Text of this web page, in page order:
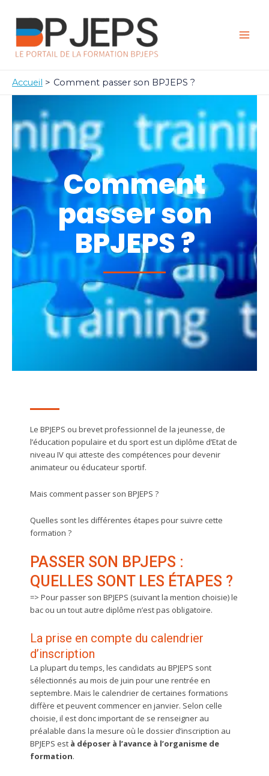
contenu
Accueil Comment passer son BPJEPS ?
Comment
passer son
BPJEPS ?
Le BPJEPS ou brevet professionnel de la jeunesse, de
l’éducation populaire et du sport est un diplôme d’Etat de
niveau IV qui atteste des compétences pour devenir
animateur ou éducateur sportif.
Mais comment passer son BPJEPS ?
Quelles sont les différentes étapes pour suivre cette
formation ?
PASSER SON BPJEPS :
QUELLES SONT LES ÉTAPES ?
=> Pour passer son BPJEPS (suivant la mention choisie) le
bac ou un tout autre diplôme n’est pas obligatoire.
La prise en compte du calendrier
d’inscription
La plupart du temps, les candidats au BPJEPS sont
sélectionnés au mois de juin pour une rentrée en
septembre. Mais le calendrier de certaines formations
diffère et peuvent commencer en janvier. Selon celle
choisie, il est donc important de se renseigner au
préalable dans la mesure où le dossier d’inscription au
BPJEPS est à déposer à l’avance à l’organisme de
formation.